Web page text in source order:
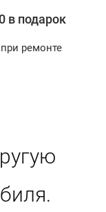
в подарок
ремонте